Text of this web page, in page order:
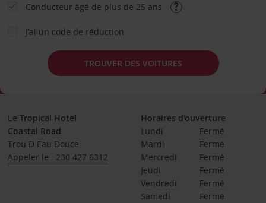
Conducteur âgé de plus de 25 ans
J’ai un code de réduction
TROUVER DES VOITURES
Le Tropical Hotel
Coastal Road
Trou D Eau Douce
Appeler le : 230 427 6312
Horaires d'ouverture
Lundi
Fermé
Mardi
Fermé
Mercredi
Fermé
Jeudi
Fermé
Vendredi
Fermé
Samedi
Fermé